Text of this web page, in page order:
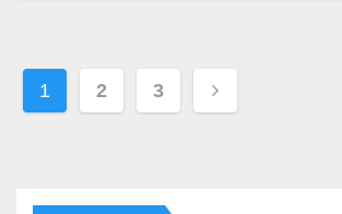
Paginazione
degli
1 2 3